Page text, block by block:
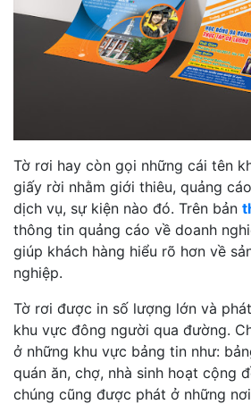
Tờ rơi hay còn gọi những cái tên
giấy rời nhằm giới thiêu, quảng
dịch vụ, sự kiện nào đó. Trên bản
thông tin quảng cáo về doanh
giúp khách hàng hiểu rõ hơn về
nghiệp.
Tờ rơi được in số lượng lớn và
khu vực đông người qua đường.
ở những khu vực bảng tin như:
quán ăn, chợ, nhà sinh hoạt cộng
chúng cũng được phát ở những